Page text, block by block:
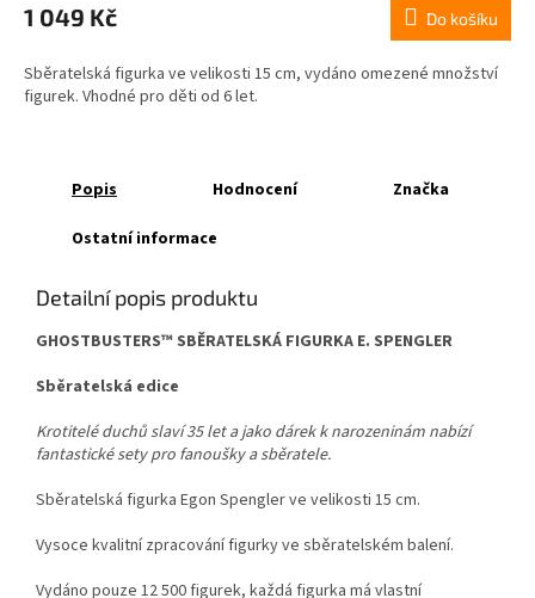
1 049 Kč Do košíku
Sběratelská figurka ve velikosti 15 cm, vydáno omezené množství
figurek. Vhodné pro děti od 6 let.
Popis Hodnocení Značka
Ostatní informace
Detailní popis produktu
GHOSTBUSTERS™ SBĚRATELSKÁ FIGURKA E. SPENGLER
Sběratelská edice
Krotitelé duchů slaví 35 let a jako dárek k narozeninám nabízí
fantastické sety pro fanoušky a sběratele.
Sběratelská figurka Egon Spengler ve velikosti 15 cm.
Vysoce kvalitní zpracování figurky ve sběratelském balení.
Vydáno pouze 12 500 figurek, každá figurka má vlastní